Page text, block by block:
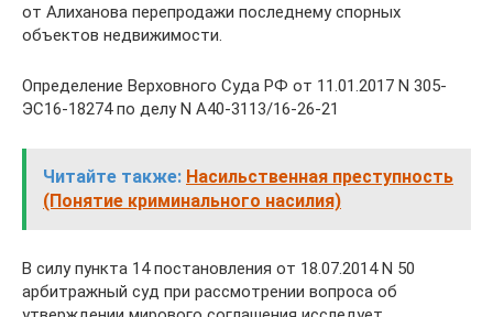
от Алиханова перепродажи последнему спорных
объектов недвижимости.
Определение Верховного Суда РФ от 11.01.2017 N 305-
ЭС16-18274 по делу N А40-3113/16-26-21
Читайте также: Насильственная преступность
(Понятие криминального насилия)
В силу пункта 14 постановления от 18.07.2014 N 50
арбитражный суд при рассмотрении вопроса об